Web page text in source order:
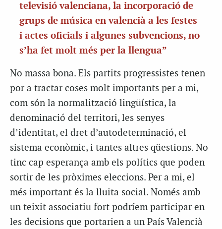
televisió valenciana, la incorporació de
grups de música en valencià a les festes
i actes oficials i algunes subvencions, no
s’ha fet molt més per la llengua”
No massa bona. Els partits progressistes tenen
por a tractar coses molt importants per a mi,
com són la normalització lingüística, la
denominació del territori, les senyes
d’identitat, el dret d’autodeterminació, el
sistema econòmic, i tantes altres qüestions. No
tinc cap esperança amb els polítics que poden
sortir de les pròximes eleccions. Per a mi, el
més important és la lluita social. Només amb
un teixit associatiu fort podríem participar en
les decisions que portarien a un País Valencià